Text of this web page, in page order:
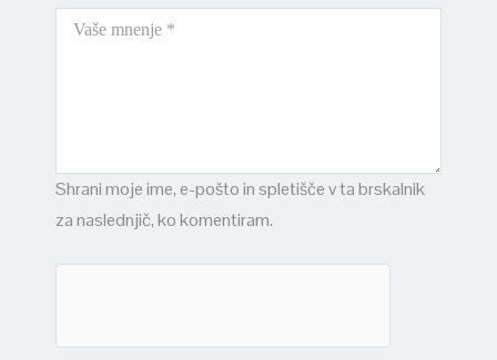
Shrani moje ime, e-pošto in spletišče v ta brskalnik
za naslednjič, ko komentiram.